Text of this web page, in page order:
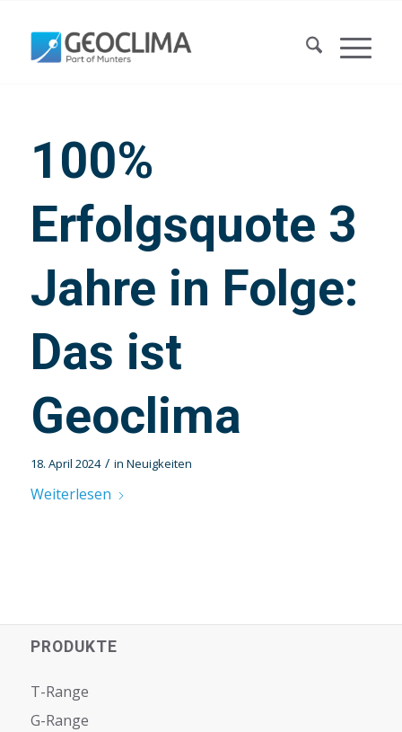
100%
Erfolgsquote 3
Jahre in Folge:
Das ist
Geoclima
18. April 2024 / in Neuigkeiten
Weiterlesen
PRODUKTE
T-Range
G-Range